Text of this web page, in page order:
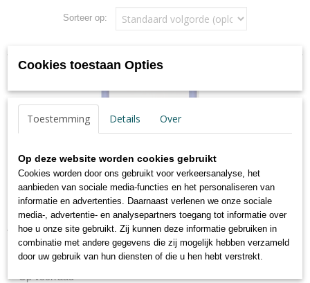
Sorteer op:
Trendstyle fotolijst 15x20 indigo
Kunststof lijst Trendstyle Halfrond profiel 1.8 cm breed en…
✓Op voorraad
Cookies toestaan Opties
Toestemming Details Over
Op deze website worden cookies gebruikt
Cookies worden door ons gebruikt voor verkeersanalyse, het
aanbieden van sociale media-functies en het personaliseren van
informatie en advertenties. Daarnaast verlenen we onze sociale
media-, advertentie- en analysepartners toegang tot informatie over
hoe u onze site gebruikt. Zij kunnen deze informatie gebruiken in
combinatie met andere gegevens die zij mogelijk hebben verzameld
door uw gebruik van hun diensten of die u hen hebt verstrekt.